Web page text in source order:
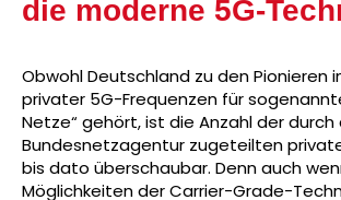
die moderne 5G-
Obwohl Deutschland zu den Pionieren
privater 5G-Frequenzen für
Netze“ gehört, ist die Anzahl der durch
Bundesnetzagentur zugeteilten
bis dato überschaubar. Denn auch
Möglichkeiten der Carrier-Grade-